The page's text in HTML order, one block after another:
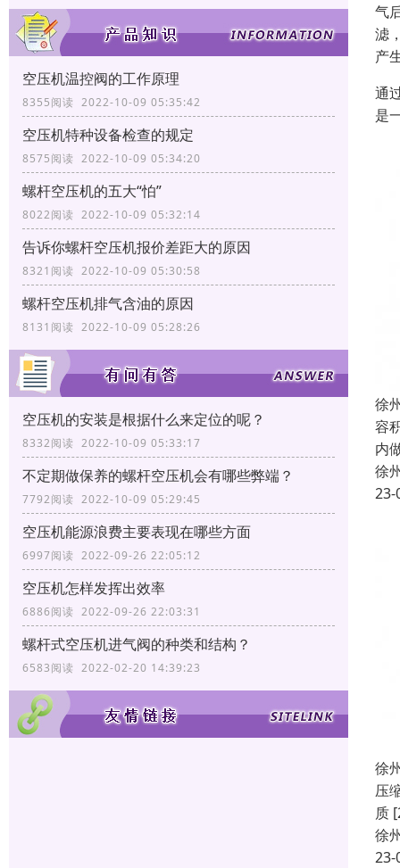
空压机温控阀的工作原理
8355阅读 2022-10-09 05:35:42
空压机特种设备检查的规定
8575阅读 2022-10-09 05:34:20
螺杆空压机的五大“怕”
8022阅读 2022-10-09 05:32:14
告诉你螺杆空压机报价差距大的原因
8321阅读 2022-10-09 05:30:58
螺杆空压机排气含油的原因
8131阅读 2022-10-09 05:28:26
空压机的安装是根据什么来定位的呢？
8332阅读 2022-10-09 05:33:17
不定期做保养的螺杆空压机会有哪些弊端？
7792阅读 2022-10-09 05:29:45
空压机能源浪费主要表现在哪些方面
6997阅读 2022-09-26 22:05:12
空压机怎样发挥出效率
6886阅读 2022-09-26 22:03:31
螺杆式空压机进气阀的种类和结构？
6583阅读 2022-02-20 14:39:23
气
滤
产
通
是
徐
容
内
徐
23-
徐
压
质
徐
23-